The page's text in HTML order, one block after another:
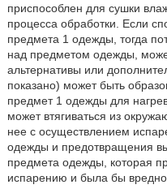
приспособлен для сушки
процесса обработки. Если
предмета 1 одежды, тогда
над предметом одежды,
альтернативы или
показано) может быть
предмет 1 одежды для
может втягиваться из
нее с осуществлением
одежды и предотвращения
предмета одежды, которая
испарению и была бы